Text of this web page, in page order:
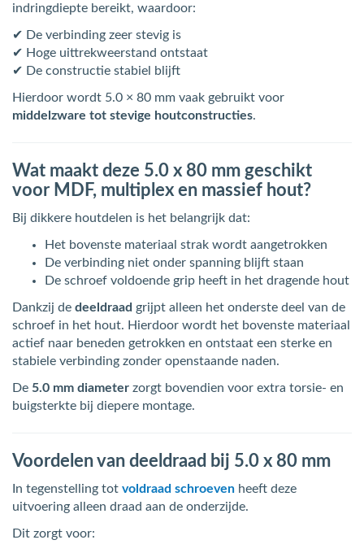
indringdiepte bereikt, waardoor:
✔ De verbinding zeer stevig is
✔ Hoge uittrekweerstand ontstaat
✔ De constructie stabiel blijft
Hierdoor wordt 5.0 × 80 mm vaak gebruikt voor
middelzware tot stevige houtconstructies.
Wat maakt deze 5.0 x 80 mm geschikt
voor MDF, multiplex en massief hout?
Bij dikkere houtdelen is het belangrijk dat:
Het bovenste materiaal strak wordt aangetrokken
De verbinding niet onder spanning blijft staan
De schroef voldoende grip heeft in het dragende hout
Dankzij de deeldraad grijpt alleen het onderste deel van de
schroef in het hout. Hierdoor wordt het bovenste materiaal
actief naar beneden getrokken en ontstaat een sterke en
stabiele verbinding zonder openstaande naden.
De 5.0 mm diameter zorgt bovendien voor extra torsie- en
buigsterkte bij diepere montage.
Voordelen van deeldraad bij 5.0 x 80 mm
In tegenstelling tot voldraad schroeven heeft deze
uitvoering alleen draad aan de onderzijde.
Dit zorgt voor: